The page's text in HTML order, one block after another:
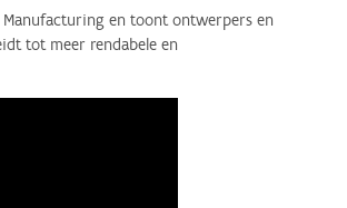
Manufacturing en toont ontwerpers en
tot meer rendabele en